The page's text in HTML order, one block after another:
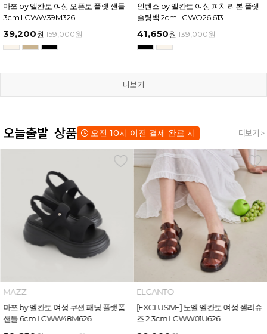
마쯔 by 엘칸토 여성 오픈토 플랫 샌들
3cm LCWW39M326
39,200원 159,000원
인텐스 by 엘칸토 여성 피치 리본 플랫
슬링백 2cm LCWO26I613
41,650원 139,000원
더보기
오늘출발 상품 오전 10시 이전 결제 완료 시 더보기 >
MAZZ
마쯔 by 엘칸토 여성 쿠션 패딩 플랫폼
샌들 6cm LCWW48M626
ELCANTO
[EXCLUSIVE] 노엘 엘칸토 여성 젤리슈
즈 2.3cm LCWW01U626